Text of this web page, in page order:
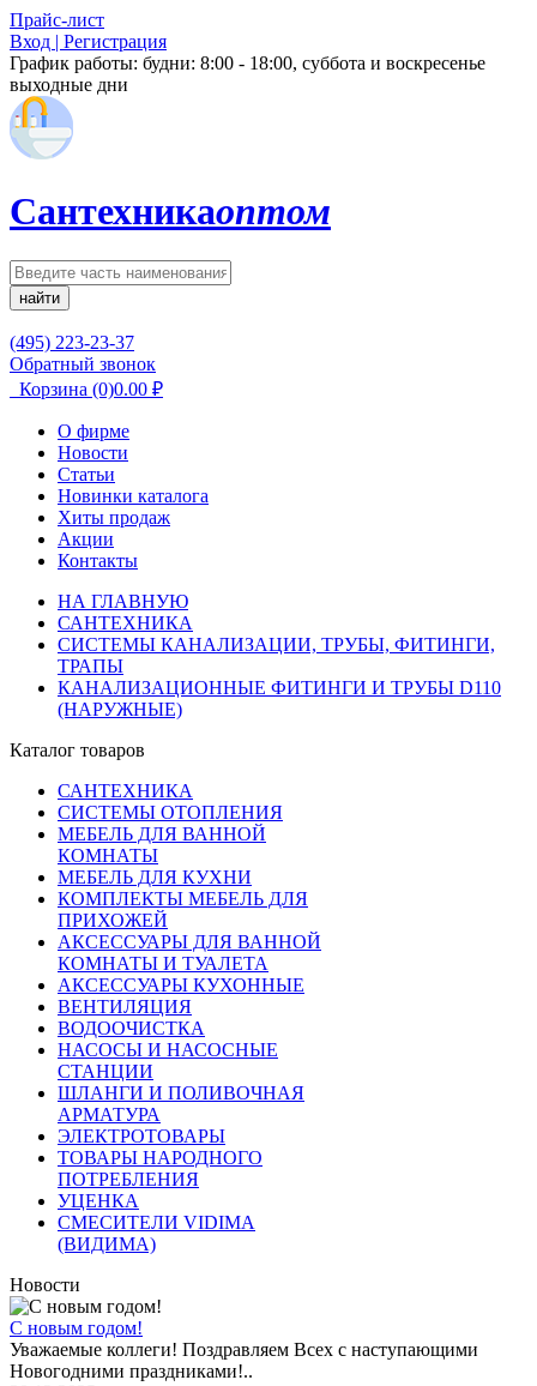
Прайс-лист
Вход | Регистрация
График работы: будни: 8:00 - 18:00, суббота и воскресенье
выходные дни
Сантехникаоптом
найти
(495) 223-23-37
Обратный звонок
Корзина (0)0.00 ₽
О фирме
Новости
Статьи
Новинки каталога
Хиты продаж
Акции
Контакты
НА ГЛАВНУЮ
САНТЕХНИКА
СИСТЕМЫ КАНАЛИЗАЦИИ, ТРУБЫ, ФИТИНГИ,
ТРАПЫ
КАНАЛИЗАЦИОННЫЕ ФИТИНГИ И ТРУБЫ D110
(НАРУЖНЫЕ)
Каталог товаров
САНТЕХНИКА
СИСТЕМЫ ОТОПЛЕНИЯ
МЕБЕЛЬ ДЛЯ ВАННОЙ
КОМНАТЫ
МЕБЕЛЬ ДЛЯ КУХНИ
КОМПЛЕКТЫ МЕБЕЛЬ ДЛЯ
ПРИХОЖЕЙ
АКСЕССУАРЫ ДЛЯ ВАННОЙ
КОМНАТЫ И ТУАЛЕТА
АКСЕССУАРЫ КУХОННЫЕ
ВЕНТИЛЯЦИЯ
ВОДООЧИСТКА
НАСОСЫ И НАСОСНЫЕ
СТАНЦИИ
ШЛАНГИ И ПОЛИВОЧНАЯ
АРМАТУРА
ЭЛЕКТРОТОВАРЫ
ТОВАРЫ НАРОДНОГО
ПОТРЕБЛЕНИЯ
УЦЕНКА
СМЕСИТЕЛИ VIDIMA
(ВИДИМА)
Новости
С новым годом!
Уважаемые коллеги! Поздравляем Всех с наступающими
Новогодними праздниками!..